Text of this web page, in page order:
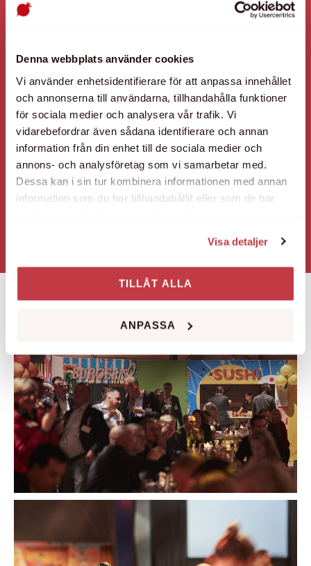
Denna webbplats använder cookies
Vi använder enhetsidentifierare för att anpassa innehållet
och annonserna till användarna, tillhandahålla funktioner
för sociala medier och analysera vår trafik. Vi
vidarebefordrar även sådana identifierare och annan
information från din enhet till de sociala medier och
annons- och analysföretag som vi samarbetar med.
Dessa kan i sin tur kombinera informationen med annan
information som du har tillhandahållit eller som de har
Visa detaljer
TILLÅT ALLA
ANPASSA
SKICKA